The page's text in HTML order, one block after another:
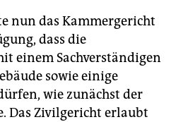
nun das Kammergericht
dass die
einem Sachverständigen
sowie einige
wie zunächst der
Das Zivilgericht erlaubt